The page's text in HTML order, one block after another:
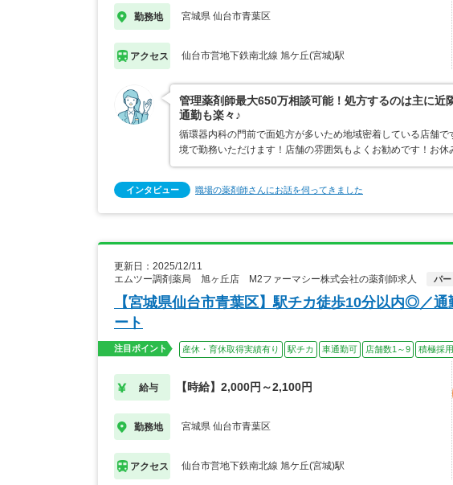
勤務地 宮城県 仙台市青葉区
アクセス 仙台市営地下鉄南北線 旭ケ丘(宮城)駅
管理薬剤師最大650万相談可能！処方するのは主に
通勤も楽々♪
循環器内科の門前で面処方が多いため地域密着している店舗
境で勤務いただけます！店舗の雰囲気もよくお勧めです！お
インタビュー 職場の薬剤師さんにお話を伺ってきました
更新日：2025/12/11
エムツー調剤薬局 旭ヶ丘店 M2ファーマシー株式会社の薬剤師求人
パー
【宮城県仙台市青葉区】駅チカ徒歩10分以内◎／
ート
注目ポイント 産休・育休取得実績有り 駅チカ 車通勤可 店舗数1～9 積極採
給与 【時給】2,000円～2,100円
勤務地 宮城県 仙台市青葉区
アクセス 仙台市営地下鉄南北線 旭ケ丘(宮城)駅